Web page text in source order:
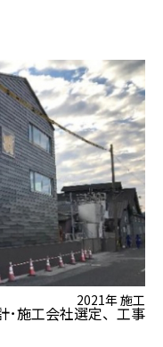
2021年 施工
･施工会社選定、工事